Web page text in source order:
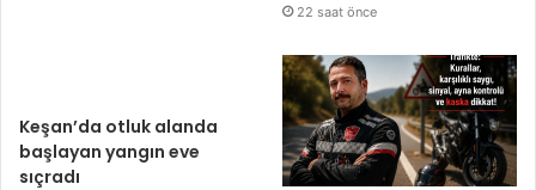
22 saat önce
Keşan’da otluk alanda
başlayan yangın eve
sıçradı